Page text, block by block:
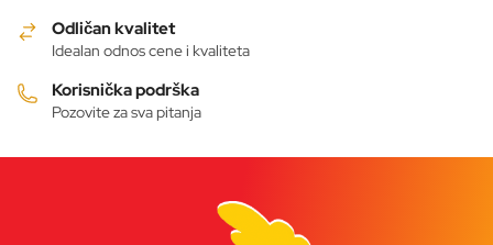
stranici
proizvoda.
Odličan kvalitet
Idealan odnos cene i kvaliteta
Korisnička podrška
Pozovite za sva pitanja